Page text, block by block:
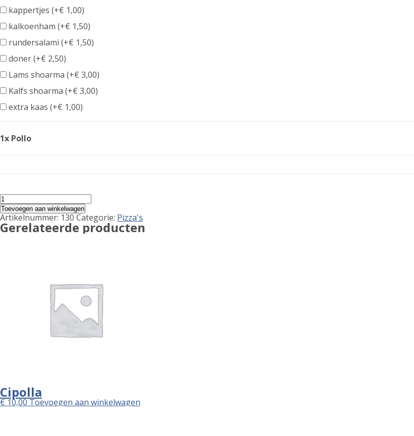
kappertjes (+€ 1,00)
kalkoenham (+€ 1,50)
rundersalami (+€ 1,50)
doner (+€ 2,50)
Lams shoarma (+€ 3,00)
Kalfs shoarma (+€ 3,00)
extra kaas (+€ 1,00)
1x Pollo
Pollo
aantal
Toevoegen aan winkelwagen
Artikelnummer: 130 Categorie: Pizza's
Gerelateerde producten
Cipolla
€10,00Toevoegen aan winkelwagen